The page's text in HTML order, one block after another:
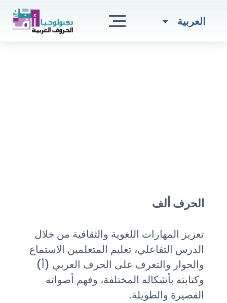
content
العربية
Türkçe
الحرف ألف
تعزيز المهارات اللغوية والثقافية من خلال
الدرس التفاعلي، تعليم المتعلمين الاستماع
والحوار والتعرف على الحرف العربي (أ)
وكتابته بأشكاله المختلفة، وفهم أصواته
القصيرة والطويلة.